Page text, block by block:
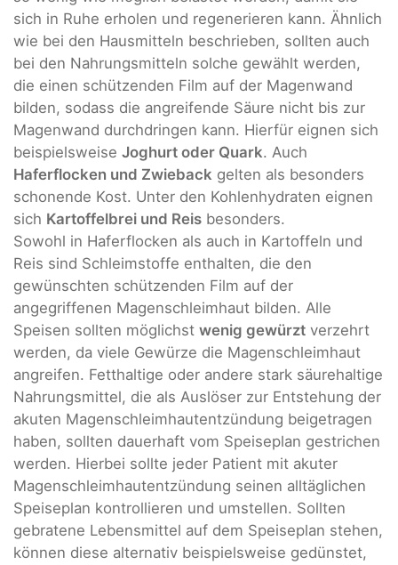
sich in Ruhe erholen und regenerieren kann. Ähnlich
wie bei den Hausmitteln beschrieben, sollten auch
bei den Nahrungsmitteln solche gewählt werden,
die einen schützenden Film auf der Magenwand
bilden, sodass die angreifende Säure nicht bis zur
Magenwand durchdringen kann. Hierfür eignen sich
beispielsweise Joghurt oder Quark. Auch
Haferflocken und Zwieback gelten als besonders
schonende Kost. Unter den Kohlenhydraten eignen
sich Kartoffelbrei und Reis besonders.
Sowohl in Haferflocken als auch in Kartoffeln und
Reis sind Schleimstoffe enthalten, die den
gewünschten schützenden Film auf der
angegriffenen Magenschleimhaut bilden. Alle
Speisen sollten möglichst wenig gewürzt verzehrt
werden, da viele Gewürze die Magenschleimhaut
angreifen. Fetthaltige oder andere stark säurehaltige
Nahrungsmittel, die als Auslöser zur Entstehung der
akuten Magenschleimhautentzündung beigetragen
haben, sollten dauerhaft vom Speiseplan gestrichen
werden. Hierbei sollte jeder Patient mit akuter
Magenschleimhautentzündung seinen alltäglichen
Speiseplan kontrollieren und umstellen. Sollten
gebratene Lebensmittel auf dem Speiseplan stehen,
können diese alternativ beispielsweise gedünstet,